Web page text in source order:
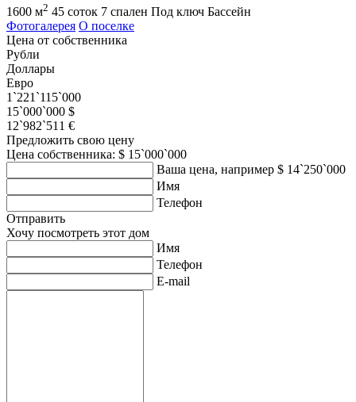
1600 м2 45 соток 7 спален Под ключ Бассейн
Фотогалерея О поселке
Цена от собственника
Рубли
Доллары
Евро
1`221`115`000
15`000`000 $
12`982`511 €
Предложить свою цену
Цена собственника: $ 15`000`000
Ваша цена, например $ 14`250`000
Имя
Телефон
Отправить
Хочу посмотреть этот дом
Имя
Телефон
E-mail